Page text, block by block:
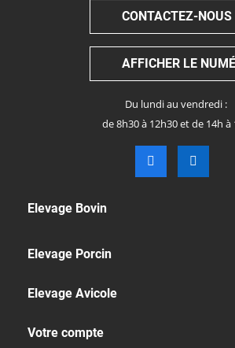
CONTACTEZ-NOUS
AFFICHER LE
Du lundi au vendredi :
de 8h30 à 12h30 et de 14h à
Elevage Bovin
Elevage Porcin
Elevage Avicole
Votre compte